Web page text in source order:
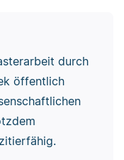
durch
öffentlich